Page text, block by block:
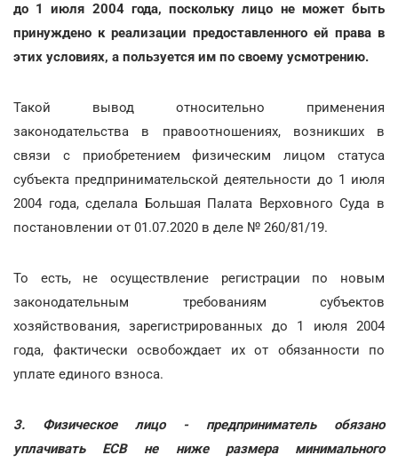
до 1 июля 2004 года, поскольку лицо не может быть
принуждено к реализации предоставленного ей права в
этих условиях, а пользуется им по своему усмотрению.
Такой вывод относительно применения
законодательства в правоотношениях, возникших в
связи с приобретением физическим лицом статуса
субъекта предпринимательской деятельности до 1 июля
2004 года, сделала Большая Палата Верховного Суда в
постановлении от 01.07.2020 в деле № 260/81/19.
То есть, не осуществление регистрации по новым
законодательным требованиям субъектов
хозяйствования, зарегистрированных до 1 июля 2004
года, фактически освобождает их от обязанности по
уплате единого взноса.
3. Физическое лицо - предприниматель обязано
уплачивать ЕСВ не ниже размера минимального